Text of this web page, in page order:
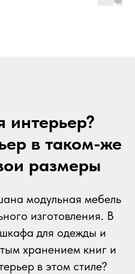
интерьер?
в таком-же
размеры
модульная мебель
изготовления. В
для одежды и
хранением книг и
в этом стиле?